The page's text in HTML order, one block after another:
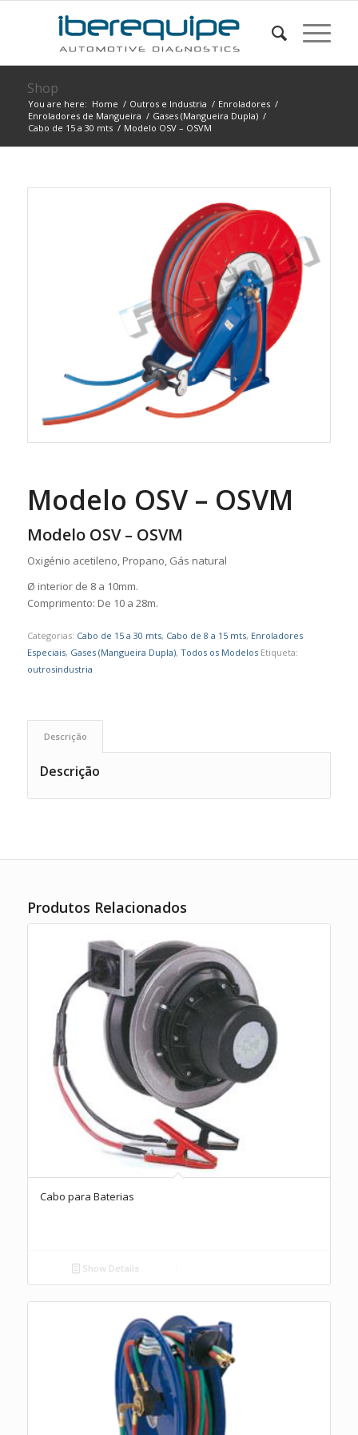
Shop
You are here: Home / Outros e Industria / Enroladores /
Enroladores de Mangueira / Gases (Mangueira Dupla) /
Cabo de 15 a 30 mts / Modelo OSV – OSVM
Modelo OSV – OSVM
Modelo OSV – OSVM
Oxigénio acetileno, Propano, Gás natural
Ø interior de 8 a 10mm.
Comprimento: De 10 a 28m.
Categorias: Cabo de 15 a 30 mts, Cabo de 8 a 15 mts, Enroladores
Especiais, Gases (Mangueira Dupla), Todos os Modelos Etiqueta:
outrosindustria
Descrição
Descrição
Produtos Relacionados
Cabo para Baterias
Show Details